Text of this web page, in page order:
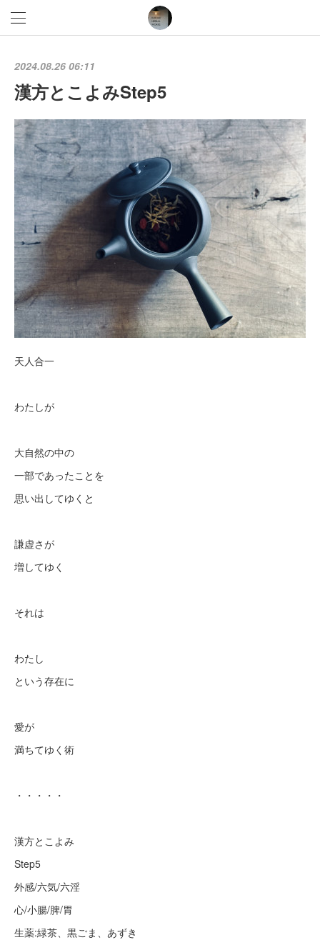
2024.08.26 06:11
漢方とこよみStep5
天人合一
わたしが
大自然の中の
一部であったことを
思い出してゆくと
謙虚さが
増してゆく
それは
わたし
という存在に
愛が
満ちてゆく術
・・・・・
漢方とこよみ
Step5
外感/六気/六淫
心/小腸/脾/胃
生薬:緑茶、黒ごま、あずき